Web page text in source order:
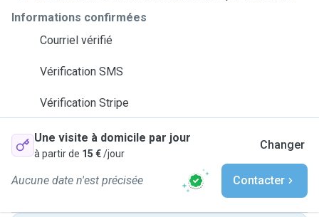
Informations confirmées
Courriel vérifié
Vérification SMS
Vérification Stripe
Une visite à domicile par jour
à partir de 15 €/jour
Changer
Aucune date n'est précisée Contacter